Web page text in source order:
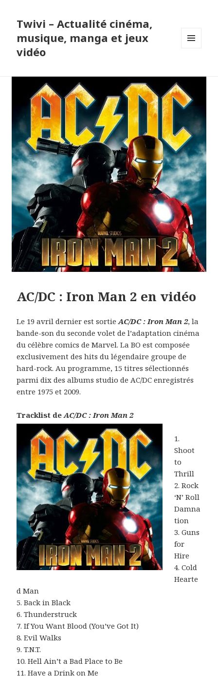
Twivi – Actualité cinéma,
musique, manga et jeux
vidéo
AC/DC : Iron Man 2 en vidéo
Le 19 avril dernier est sortieAC/DC : Iron Man 2, la
bande-son du seconde volet de l’adaptation cinéma
du célèbre comics de Marvel. La BO est composée
exclusivement des hits du légendaire groupe de
hard-rock. Au programme, 15 titres sélectionnés
parmi dix des albums studio de AC/DC enregistrés
entre 1975 et 2009.
Tracklist deAC/DC : Iron Man 2
1.
Shoot
to
Thrill
2. Rock
‘N’ Roll
Damna
tion
3. Guns
for
Hire
4. Cold
Hearte
d Man
5. Back in Black
6. Thunderstruck
7. If You Want Blood (You’ve Got It)
8. Evil Walks
9. T.N.T.
10. Hell Ain’t a Bad Place to Be
11. Have a Drink on Me